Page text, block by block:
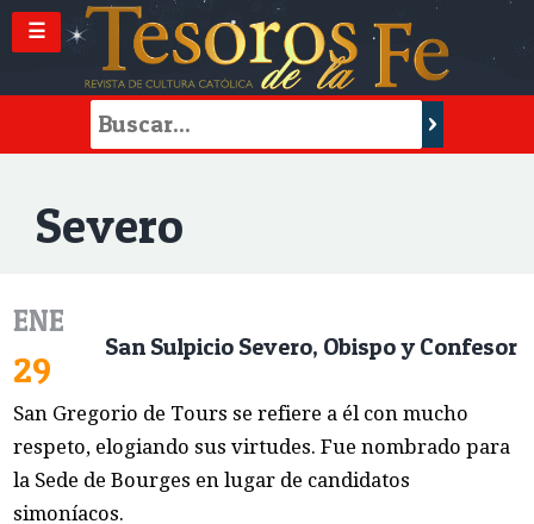
☰
Severo
ENE
29
San Sulpicio Severo, Obispo y Confesor
San Gregorio de Tours se refiere a él con mucho
respeto, elogiando sus virtudes. Fue nombrado para
la Sede de Bourges en lugar de candidatos
simoníacos.